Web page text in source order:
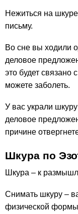
Нежиться на
письму.
Во сне вы ходили
деловое
это будет связано
можете заболеть.
У вас украли
деловое
причине
Шкура по
Шкура – к
Снимать шкуру –
физической